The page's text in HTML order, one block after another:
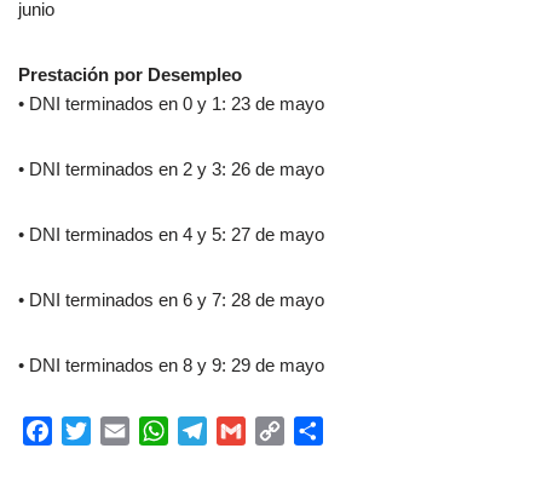
junio
Prestación por Desempleo
• DNI terminados en 0 y 1: 23 de mayo
• DNI terminados en 2 y 3: 26 de mayo
• DNI terminados en 4 y 5: 27 de mayo
• DNI terminados en 6 y 7: 28 de mayo
• DNI terminados en 8 y 9: 29 de mayo
W